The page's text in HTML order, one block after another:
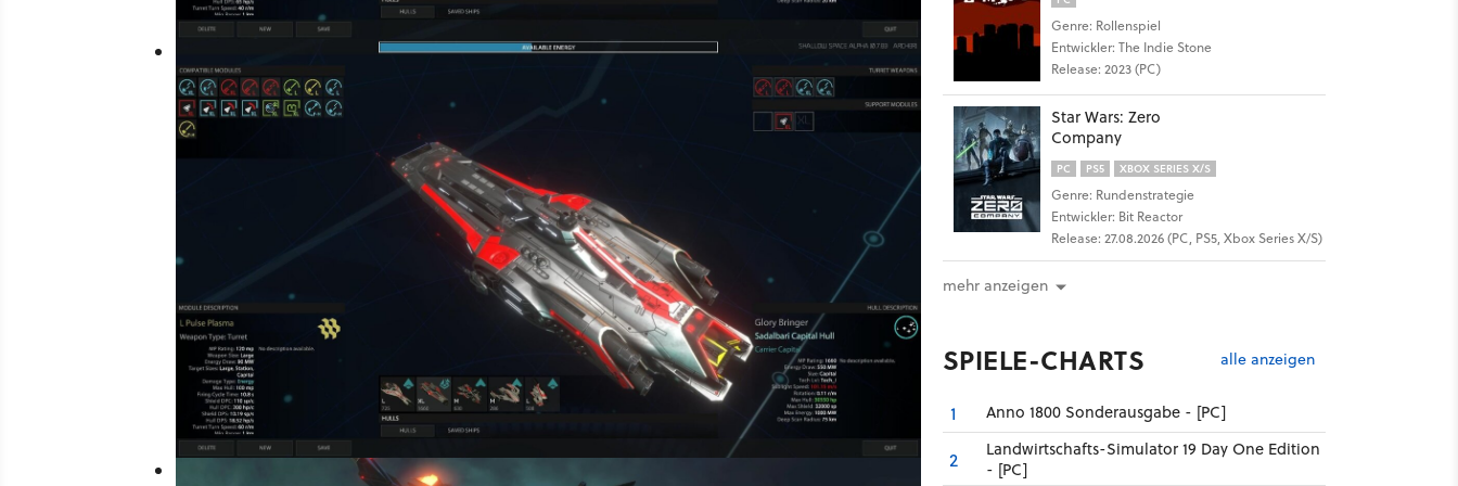
Genre: Rollenspiel
Entwickler: The Indie Stone
Release: 2023 (PC)
Star Wars: Zero
Company
PC PS5 XBOX SERIES X/S
Genre: Rundenstrategie
Entwickler: Bit Reactor
Release: 27.08.2026 (PC, PS5, Xbox Series X/S)
mehr anzeigen
SPIELE-CHARTS alle anzeigen
1 Anno 1800 Sonderausgabe - [PC]
2
Landwirtschafts-Simulator 19 Day One Edition
- [PC]